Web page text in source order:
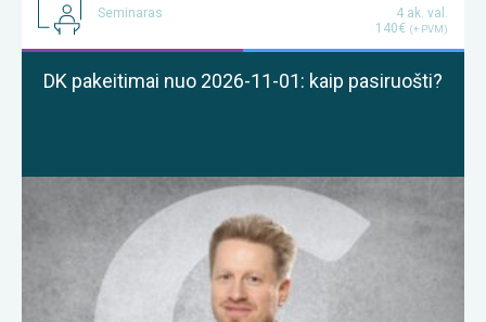
Seminaras
4 ak. val.
140€ (+ PVM)
DK pakeitimai nuo 2026-11-01: kaip pasiruošti?